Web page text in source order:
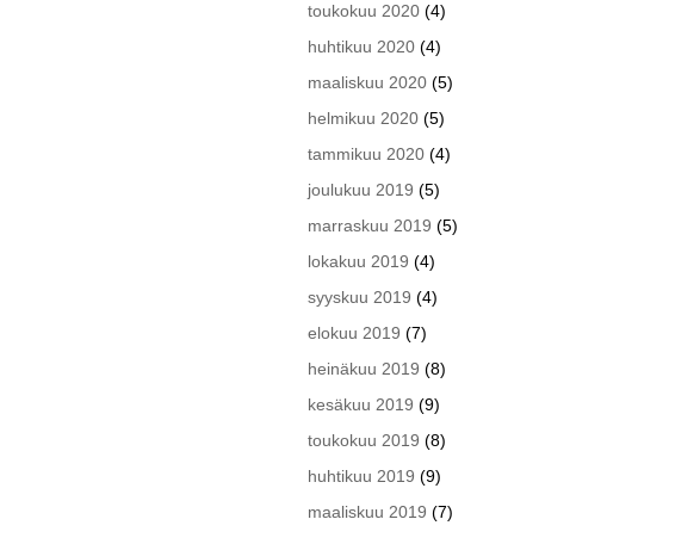
toukokuu 2020 (4)
huhtikuu 2020 (4)
maaliskuu 2020 (5)
helmikuu 2020 (5)
tammikuu 2020 (4)
joulukuu 2019 (5)
marraskuu 2019 (5)
lokakuu 2019 (4)
syyskuu 2019 (4)
elokuu 2019 (7)
heinäkuu 2019 (8)
kesäkuu 2019 (9)
toukokuu 2019 (8)
huhtikuu 2019 (9)
maaliskuu 2019 (7)